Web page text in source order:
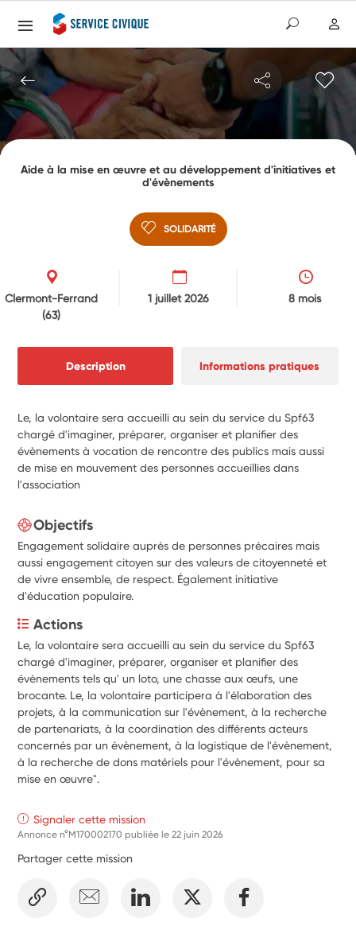
Aide à la mise en œuvre et au développement d'initiatives et
d'évènements
SOLIDARITÉ
Clermont-Ferrand
(63)
1 juillet 2026 8 mois
Description Informations pratiques
Le, la volontaire sera accueilli au sein du service du Spf63
chargé d'imaginer, préparer, organiser et planifier des
évènements à vocation de rencontre des publics mais aussi
de mise en mouvement des personnes accueillies dans
l'association
Objectifs
Engagement solidaire auprès de personnes précaires mais
aussi engagement citoyen sur des valeurs de citoyenneté et
de vivre ensemble, de respect. Également initiative
d'éducation populaire.
Actions
Le, la volontaire sera accueilli au sein du service du Spf63
chargé d'imaginer, préparer, organiser et planifier des
évènements tels qu' un loto, une chasse aux œufs, une
brocante. Le, la volontaire participera à l'élaboration des
projets, à la communication sur l'évènement, à la recherche
de partenariats, à la coordination des différents acteurs
concernés par un évènement, à la logistique de l'évènement,
à la recherche de dons matériels pour l'évènement, pour sa
mise en œuvre".
Signaler cette mission
Annonce n°M170002170 publiée le22 juin 2026
Partager cette mission